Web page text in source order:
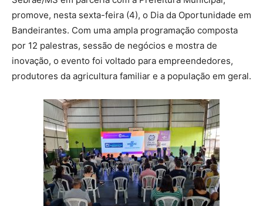
promove, nesta sexta-feira (4), o Dia da Oportunidade em
Bandeirantes. Com uma ampla programação composta
por 12 palestras, sessão de negócios e mostra de
inovação, o evento foi voltado para empreendedores,
produtores da agricultura familiar e a população em geral.